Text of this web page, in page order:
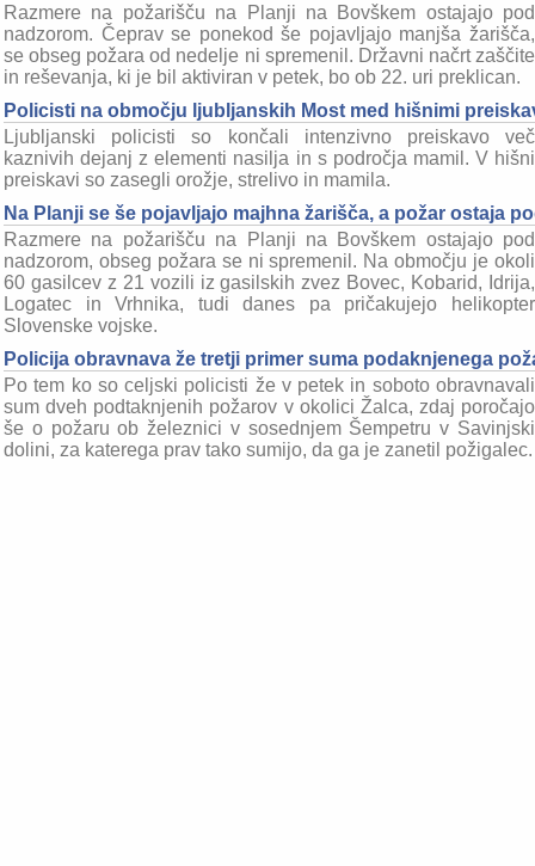
Razmere na požarišču na Planji na Bovškem ostajajo pod
nadzorom. Čeprav se ponekod še pojavljajo manjša žarišča,
se obseg požara od nedelje ni spremenil. Državni načrt zaščite
in reševanja, ki je bil aktiviran v petek, bo ob 22. uri preklican.
Policisti na območju ljubljanskih Most med hišnimi
Ljubljanski policisti so končali intenzivno preiskavo več
kaznivih dejanj z elementi nasilja in s področja mamil. V hišni
preiskavi so zasegli orožje, strelivo in mamila.
Na Planji se še pojavljajo majhna žarišča, a požar ostaja
Razmere na požarišču na Planji na Bovškem ostajajo pod
nadzorom, obseg požara se ni spremenil. Na območju je okoli
60 gasilcev z 21 vozili iz gasilskih zvez Bovec, Kobarid, Idrija,
Logatec in Vrhnika, tudi danes pa pričakujejo helikopter
Slovenske vojske.
Policija obravnava že tretji primer suma podaknjenega
Po tem ko so celjski policisti že v petek in soboto obravnavali
sum dveh podtaknjenih požarov v okolici Žalca, zdaj poročajo
še o požaru ob železnici v sosednjem Šempetru v Savinjski
dolini, za katerega prav tako sumijo, da ga je zanetil požigalec.